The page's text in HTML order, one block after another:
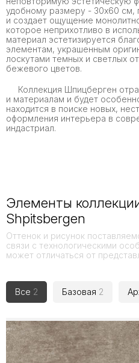
удобному размеру - 30х60 см,
и создает ощущение
которое неприхотливо в
материал эстетизируется
элементам, украшенным
лоскутами темных и светлых
бежевого цветов.
Коллекция Шпицберген
и материалам и будет
находится в поиске новых,
оформления интерьера в
индастриал.
Элементы
Shpitsbergen
Оттенок и рисунок
связи с технологическими
может отличаться от
Все 2 Базовая 2